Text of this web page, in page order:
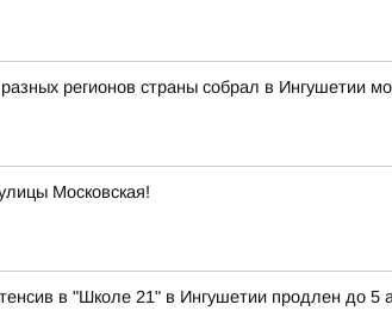
разных регионов страны собрал в Ингушетии
Московская!
в "Школе 21" в Ингушетии продлен до 5